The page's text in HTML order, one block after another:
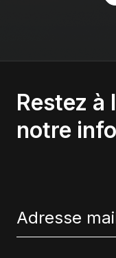
Restez
notre